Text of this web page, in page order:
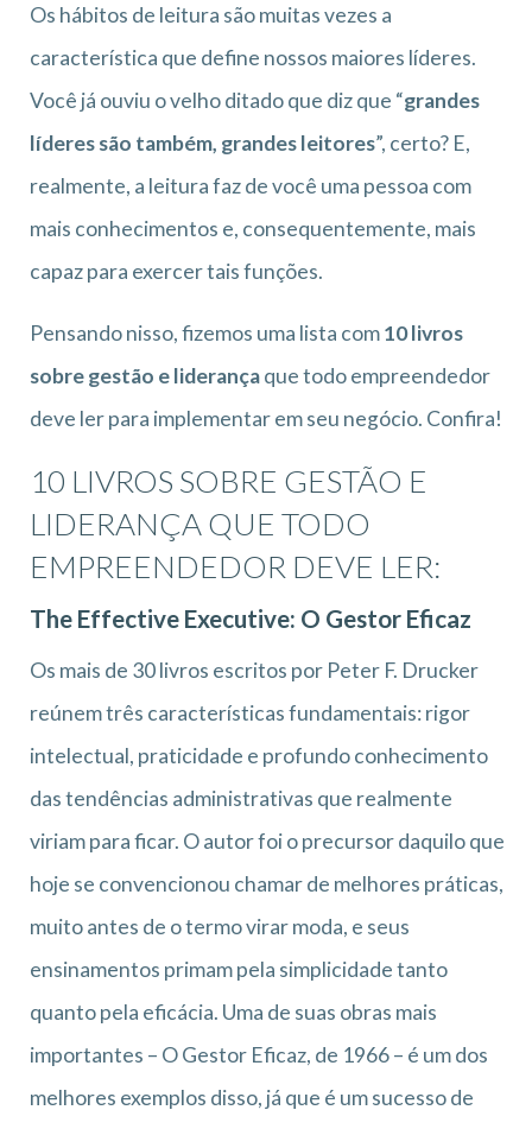
Os hábitos de leitura são muitas vezes a
característica que define nossos maiores líderes.
Você já ouviu o velho ditado que diz que “grandes
líderes são também, grandes leitores”, certo? E,
realmente, a leitura faz de você uma pessoa com
mais conhecimentos e, consequentemente, mais
capaz para exercer tais funções.
Pensando nisso, fizemos uma lista com10 livros
sobre gestão e liderançaque todo empreendedor
deve ler para implementar em seu negócio. Confira!
10 LIVROS SOBRE GESTÃO E
LIDERANÇA QUE TODO
EMPREENDEDOR DEVE LER:
The Effective Executive: O Gestor Eficaz
Os mais de 30 livros escritos por Peter F. Drucker
reúnem três características fundamentais: rigor
intelectual, praticidade e profundo conhecimento
das tendências administrativas que realmente
viriam para ficar. O autor foi o precursor daquilo que
hoje se convencionou chamar de melhores práticas,
muito antes de o termo virar moda, e seus
ensinamentos primam pela simplicidade tanto
quanto pela eficácia. Uma de suas obras mais
importantes – O Gestor Eficaz, de 1966 – é um dos
melhores exemplos disso, já que é um sucesso de